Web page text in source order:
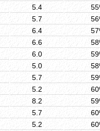
5.4
5.7
6.4
6.6
6.0
5.0
5.7
5.2
8.2
5.7
5.2